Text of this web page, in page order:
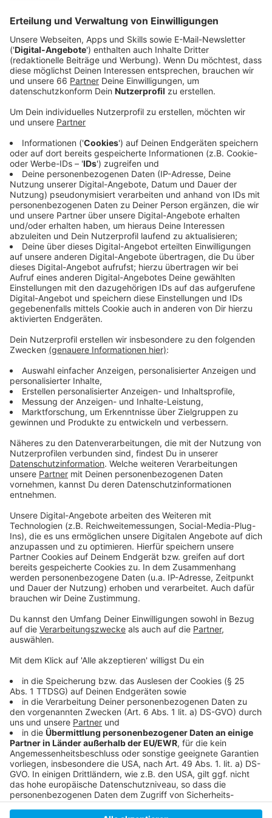
lassen. Der Bau eines Tunnels dagegen ist höchst
wahrscheinlich vom Tisch.
Veröffentlicht:Freitag, 13.09.2024 05:29
Varianten und Prüfungen
Anzeige
Seit Sommer 2023 wird über einen Neubau diskutiert,
seitdem wurden mehr als 20 verschiedene Varianten
geprüft, darunter auch zahlreiche Vorschläge aus der
Bürgerschaft. Die Stadt hat dabei Aspekte wie
Kosten, Bauzeit aber auch die Vereinbarkeit mit dem
Stadtbild berücksichtigt. Ein Tunnel wäre mehr als
doppelt so teuer und sein Bau zu langwierig. Im
Rennen sind jetzt zwei Brücken, eine mit und eine ohne
Platz für Straßenbahnen.
Anzeige
Entscheidung bis Sommer 2025
Anzeige
Im September wird es eine weitere
Dialogveranstaltung geben. Bis zum nächsten Sommer
(2025) will die Stadt den Rat entscheiden lassen.
Weitere Infos und Links zum Thema:
Anzeige
Ausführliche Mitteilung der Stadt
So haben wir vor einigen Tagen berichtet
Anzeige
Anzeige